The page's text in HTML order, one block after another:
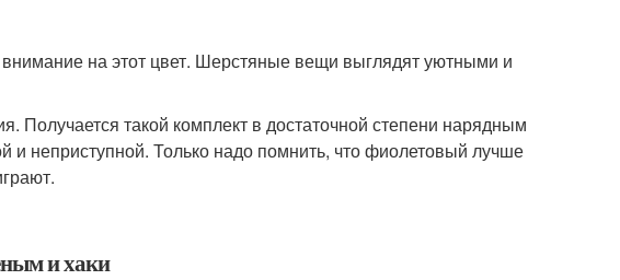
на этот цвет. Шерстяные вещи выглядят уютными и
Получается такой комплект в достаточной степени нарядным
и неприступной. Только надо помнить, что фиолетовый лучше
и хаки